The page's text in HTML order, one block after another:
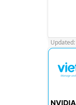
Updated: